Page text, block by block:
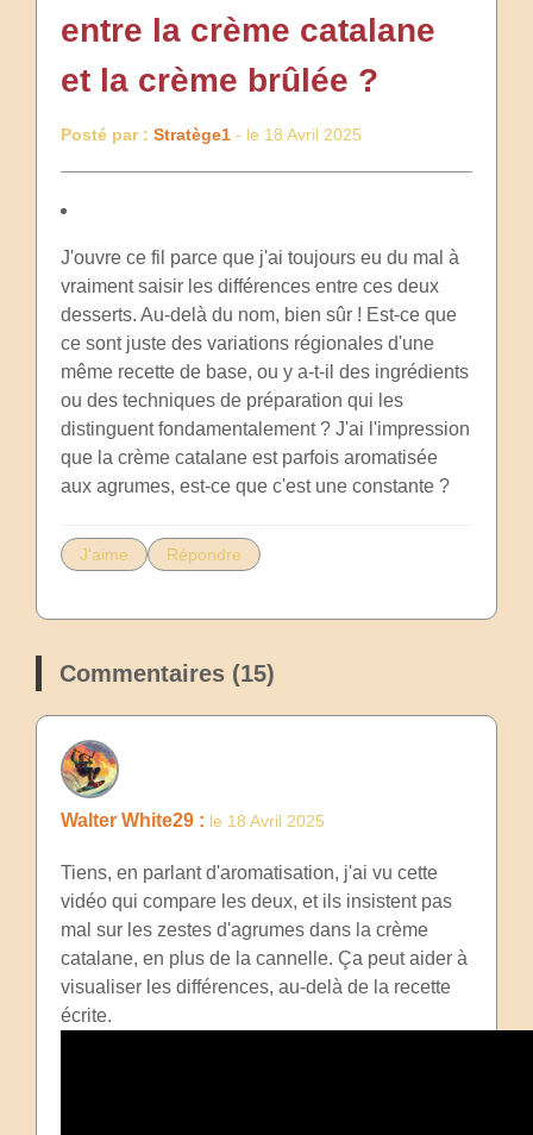
entre la crème catalane
et la crème brûlée ?
Posté par : Stratège1 - le 18 Avril 2025
J'ouvre ce fil parce que j'ai toujours eu du mal à
vraiment saisir les différences entre ces deux
desserts. Au-delà du nom, bien sûr ! Est-ce que
ce sont juste des variations régionales d'une
même recette de base, ou y a-t-il des ingrédients
ou des techniques de préparation qui les
distinguent fondamentalement ? J'ai l'impression
que la crème catalane est parfois aromatisée
aux agrumes, est-ce que c'est une constante ?
J'aime Répondre
Commentaires (15)
Walter White29 : le 18 Avril 2025
Tiens, en parlant d'aromatisation, j'ai vu cette
vidéo qui compare les deux, et ils insistent pas
mal sur les zestes d'agrumes dans la crème
catalane, en plus de la cannelle. Ça peut aider à
visualiser les différences, au-delà de la recette
écrite.